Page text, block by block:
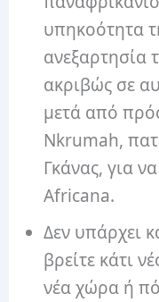
υπηκοότητα
ανεξαρτησία
ακριβώς σε
μετά από
Nkrumah,
Γκάνας, για
Africana.
Δεν υπάρχει
βρείτε κάτι
νέα χώρα ή